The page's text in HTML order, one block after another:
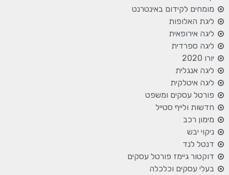
מומחים לקידום באינטרנט
ליגת האלופות
ליגה אירופאית
ליגה ספרדית
יורו 2020
ליגה אנגלית
ליגה איטלקית
פורטל עסקים ומשפט
חדשות ולייף סטייל
מימון רכב
ניקוי יבש
דנטל לנד
דוקטור גיימז פורטל עסקים
בעלי עסקים וכלכלה